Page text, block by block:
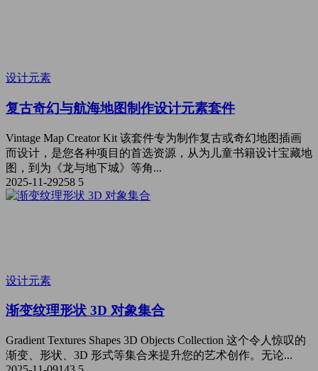
设计元素
复古奇幻与航海地图制作设计元素套件
Vintage Map Creator Kit 该套件专为制作复古或奇幻地图插画
而设计，是您各种项目的首选资源，从为儿童书籍设计宝藏地
图，到为《龙与地下城》等角...
2025-11-29258 5
设计元素
渐变纹理形状 3D 对象集合
Gradient Textures Shapes 3D Objects Collection 这个令人惊叹的
渐变、形状、3D 形式等集合来提升您的艺术创作。无论...